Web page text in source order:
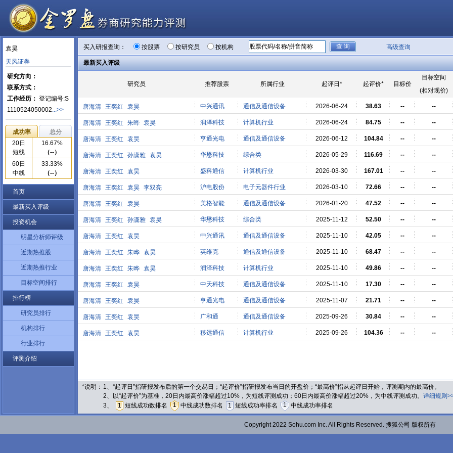
袁昊
天风证券
研究方向：
联系方式：
工作经历： 登记编号:S
1110524050002...>>
成功率
总分
20日
短线
16.67%
（--）
60日
中线
33.33%
（--）
首页
最新买入评级
投资机会
明星分析师评级
近期热推股
近期热推行业
目标空间排行
排行榜
研究员排行
机构排行
行业排行
评测介绍
买入研报查询： 按股票 按研究员 按机构 高级查询
最新买入评级
研究员 推荐股票 所属行业 起评日* 起评价* 目标价
目标空间
(相对现价)
唐海清 王奕红 袁昊 中兴通讯 通信及通信设备 2026-06-24 38.63 -- --
唐海清 王奕红 朱晔 袁昊 润泽科技 计算机行业 2026-06-24 84.75 -- --
唐海清 王奕红 袁昊 亨通光电 通信及通信设备 2026-06-12 104.84 -- --
唐海清 王奕红 孙潇雅 袁昊 华懋科技 综合类 2026-05-29 116.69 -- --
唐海清 王奕红 袁昊 盛科通信 计算机行业 2026-03-30 167.01 -- --
唐海清 王奕红 袁昊 李双亮 沪电股份 电子元器件行业 2026-03-10 72.66 -- --
唐海清 王奕红 袁昊 美格智能 通信及通信设备 2026-01-20 47.52 -- --
唐海清 王奕红 孙潇雅 袁昊 华懋科技 综合类 2025-11-12 52.50 -- --
唐海清 王奕红 袁昊 中兴通讯 通信及通信设备 2025-11-10 42.05 -- --
唐海清 王奕红 朱晔 袁昊 英维克 通信及通信设备 2025-11-10 68.47 -- --
唐海清 王奕红 朱晔 袁昊 润泽科技 计算机行业 2025-11-10 49.86 -- --
唐海清 王奕红 袁昊 中天科技 通信及通信设备 2025-11-10 17.30 -- --
唐海清 王奕红 袁昊 亨通光电 通信及通信设备 2025-11-07 21.71 -- --
唐海清 王奕红 袁昊 广和通 通信及通信设备 2025-09-26 30.84 -- --
唐海清 王奕红 袁昊 移远通信 计算机行业 2025-09-26 104.36 -- --
*说明： 1、“起评日”指研报发布后的第一个交易日；“起评价”指研报发布当日的开盘价；“最高价”指从起评日开始，评测期内的最高价。
2、以“起评价”为基准，20日内最高价涨幅超过10%，为短线评测成功；60日内最高价涨幅超过20%，为中线评测成功。 详细规则
3、
1 短线成功数排名 1 中线成功数排名 1 短线成功率排名 1 中线成功率排名
Copyright 2022 Sohu.com Inc. All Rights Reserved. 搜狐公司 版权所有